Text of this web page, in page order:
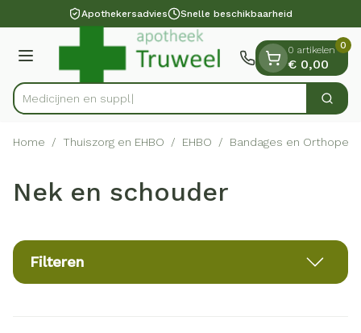
Ga naar de inhoudApothekersadvies Snelle beschikbaarheid
Menu
Product, merk, categorie...
Med Zoek
0 artikelen
€ 0,00
0
Home / Thuiszorg en EHBO / EHBO / Bandages en
Nek en schouder
Filteren